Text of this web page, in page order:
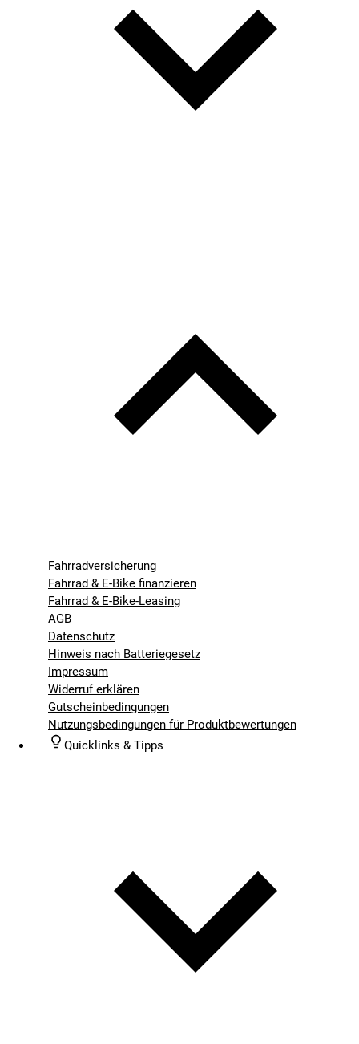
Fahrradversicherung
Fahrrad & E-Bike finanzieren
Fahrrad & E-Bike-Leasing
AGB
Datenschutz
Hinweis nach Batteriegesetz
Impressum
Widerruf erklären
Gutscheinbedingungen
Nutzungsbedingungen für Produktbewertungen
Quicklinks & Tipps